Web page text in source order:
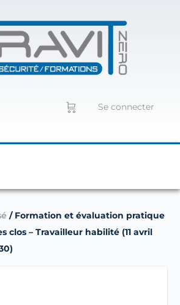
Se connecter
/ Formation et évaluation pratique
clos – Travailleur habilité (11 avril